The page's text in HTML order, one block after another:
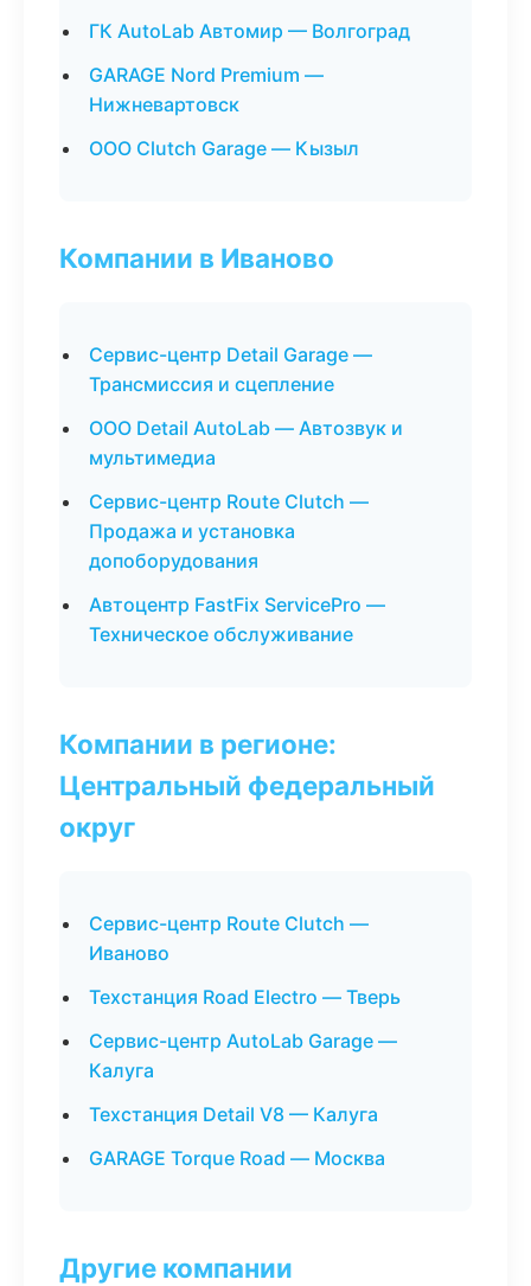
ГК AutoLab Автомир — Волгоград
GARAGE Nord Premium —
Нижневартовск
ООО Clutch Garage — Кызыл
Компании в Иваново
Сервис-центр Detail Garage —
Трансмиссия и сцепление
ООО Detail AutoLab — Автозвук и
мультимедиа
Сервис-центр Route Clutch —
Продажа и установка
допоборудования
Автоцентр FastFix ServicePro —
Техническое обслуживание
Компании в регионе:
Центральный федеральный
округ
Сервис-центр Route Clutch —
Иваново
Техстанция Road Electro — Тверь
Сервис-центр AutoLab Garage —
Калуга
Техстанция Detail V8 — Калуга
GARAGE Torque Road — Москва
Другие компании